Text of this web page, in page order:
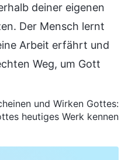
deiner eigenen
Der Mensch lernt
Arbeit erfährt und
Weg, um Gott
und Wirken Gottes:
heutiges Werk kennen